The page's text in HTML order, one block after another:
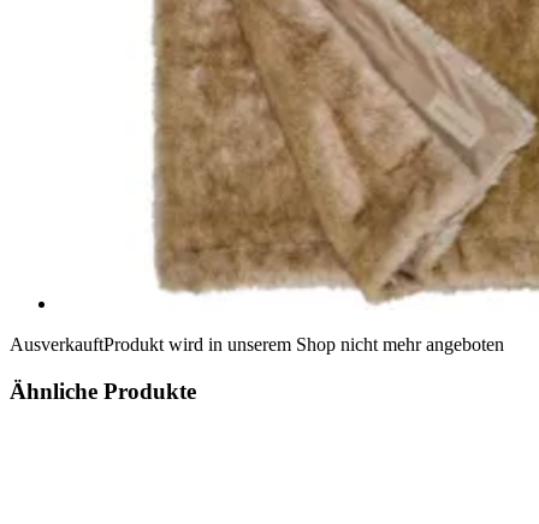
AusverkauftProdukt wird in unserem Shop nicht mehr angeboten
Ähnliche Produkte